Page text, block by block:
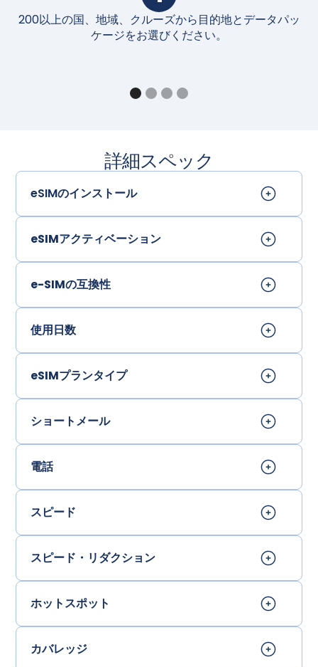
200以上の国、地域、クルーズから目的地とデータパッ
ケージをお選びください。
詳細スペック
eSIMのインストール
eSIMアクティベーション
e-SIMの互換性
使用日数
eSIMプランタイプ
ショートメール
電話
スピード
スピード・リダクション
ホットスポット
カバレッジ